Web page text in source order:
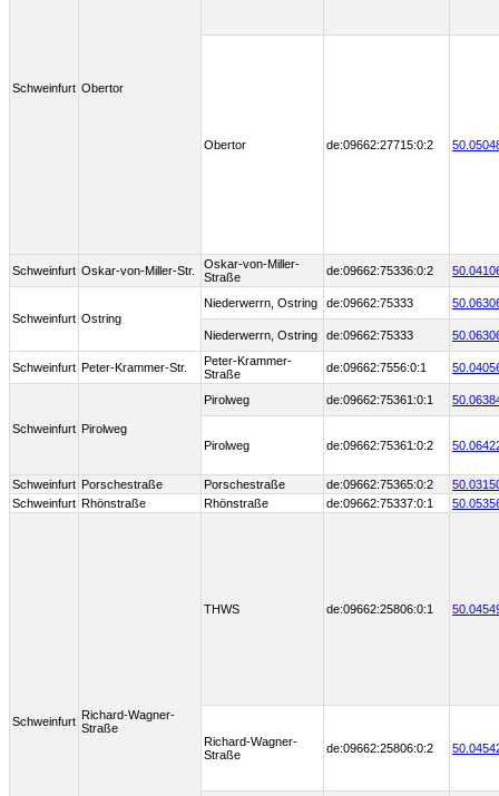
Schweinfurt Obertor
Obertor de:09662:27715:0:2
Schweinfurt Oskar-von-Miller-Str.
Oskar-von-Miller-
Straße
de:09662:75336:0:2
Schweinfurt Ostring
Niederwerrn, Ostring de:09662:75333
Niederwerrn, Ostring de:09662:75333
Schweinfurt Peter-Krammer-Str.
Peter-Krammer-
Straße
de:09662:7556:0:1
Schweinfurt Pirolweg
Pirolweg de:09662:75361:0:1
Pirolweg de:09662:75361:0:2
Schweinfurt Porschestraße Porschestraße de:09662:75365:0:2
Schweinfurt Rhönstraße Rhönstraße de:09662:75337:0:1
Schweinfurt Richard-Wagner-
Straße
THWS de:09662:25806:0:1
Richard-Wagner-
Straße
de:09662:25806:0:2